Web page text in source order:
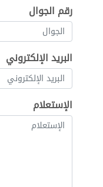
رقم الجوال
البريد الإلكتروني
الإستعلام